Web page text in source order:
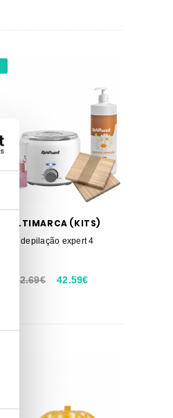
MULTIMARCA (KITS)
Kit depilação expert 4
52.69€ 42.59€